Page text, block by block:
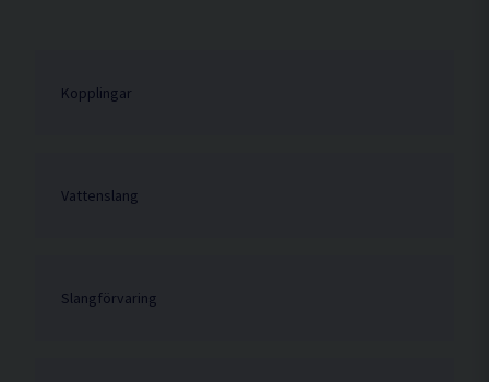
Kopplingar
Vattenslang
Slangförvaring